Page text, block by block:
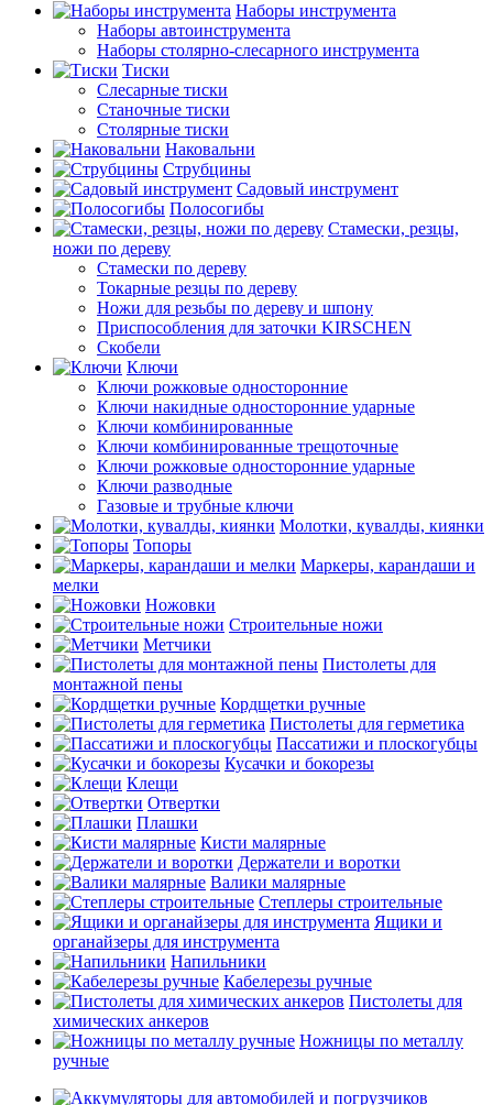
Наборы инструмента
Наборы автоинструмента
Наборы столярно-слесарного инструмента
Тиски
Слесарные тиски
Станочные тиски
Столярные тиски
Наковальни
Струбцины
Садовый инструмент
Полосогибы
Стамески, резцы,
ножи по дереву
Стамески по дереву
Токарные резцы по дереву
Ножи для резьбы по дереву и шпону
Приспособления для заточки KIRSCHEN
Скобели
Ключи
Ключи рожковые односторонние
Ключи накидные односторонние ударные
Ключи комбинированные
Ключи комбинированные трещоточные
Ключи рожковые односторонние ударные
Ключи разводные
Газовые и трубные ключи
Молотки, кувалды, киянки
Топоры
Маркеры, карандаши и
мелки
Ножовки
Строительные ножи
Метчики
Пистолеты для
монтажной пены
Кордщетки ручные
Пистолеты для герметика
Пассатижи и плоскогубцы
Кусачки и бокорезы
Клещи
Отвертки
Плашки
Кисти малярные
Держатели и воротки
Валики малярные
Степлеры строительные
Ящики и
органайзеры для инструмента
Напильники
Кабелерезы ручные
Пистолеты для
химических анкеров
Ножницы по металлу
ручные